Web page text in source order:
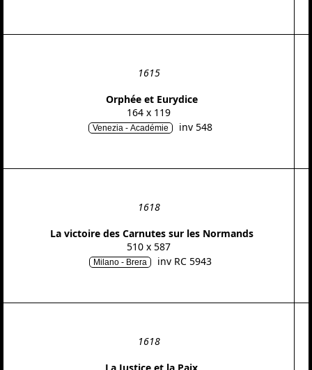
1615
Orphée et Eurydice
164 x 119
Venezia - Académie inv 548
1618
La victoire des Carnutes sur les Normands
510 x 587
Milano - Brera inv RC 5943
1618